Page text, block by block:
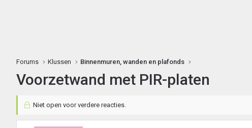
Forums Klussen Binnenmuren, wanden en plafonds
Voorzetwand met PIR-platen
Niet open voor verdere reacties.